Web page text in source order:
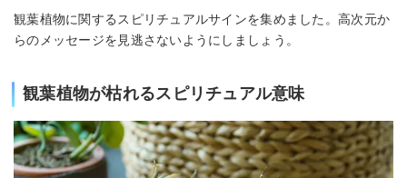
観葉植物に関するスピリチュアルサインを集めました。高次元か
らのメッセージを見逃さないようにしましょう。
観葉植物が枯れるスピリチュアル意味